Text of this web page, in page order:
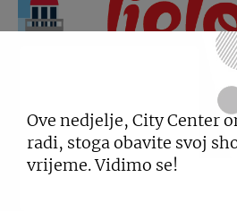
Ove nedjelje, City Center
radi, stoga obavite svoj
vrijeme. Vidimo se!